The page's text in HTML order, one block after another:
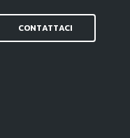
CONTATTACI